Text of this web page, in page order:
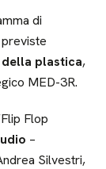
di
della plastica,
MED-3R.
Flop
–
Silvestri,